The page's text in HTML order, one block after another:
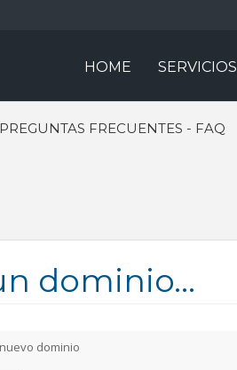
HOME SERVICIOS
PREGUNTAS FRECUENTES - FAQ
dominio...
dominio